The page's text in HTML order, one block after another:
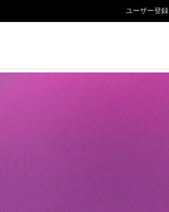
ユーザー登録